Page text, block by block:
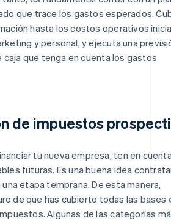
que trace los gastos esperados.
hasta los costos operativos
y personal, y ejecuta una
caja que tenga en cuenta los gastos
de impuestos
tu nueva empresa, ten en
futuras. Es una buena idea
etapa temprana. De esta manera,
de que has cubierto todas las bases
Algunas de las categorías